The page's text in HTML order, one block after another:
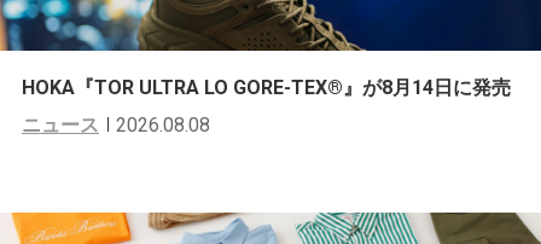
HOKA『TOR ULTRA LO GORE-TEX®︎』が8月14日に発売
ニュース
2026.08.08